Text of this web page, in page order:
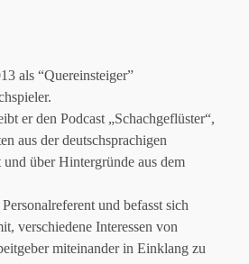
als “Quereinsteiger”
er den Podcast „Schachgeflüster“,
aus der deutschsprachigen
über Hintergründe aus dem
und befasst sich
verschiedene Interessen von
miteinander in Einklang zu